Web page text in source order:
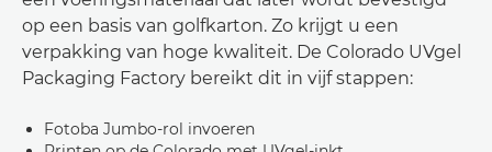
op een basis van golfkarton. Zo krijgt u een
verpakking van hoge kwaliteit. De Colorado UVgel
Packaging Factory bereikt dit in vijf stappen:
Fotoba Jumbo-rol invoeren